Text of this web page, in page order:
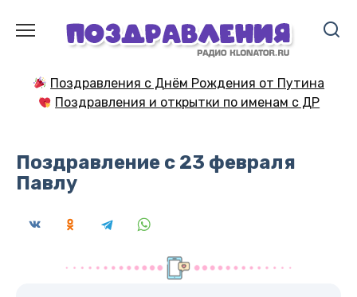
содержанию
Поздравления с Днём Рождения от Путина
Поздравления и открытки по именам с ДР
Поздравление с 23 февраля
Павлу